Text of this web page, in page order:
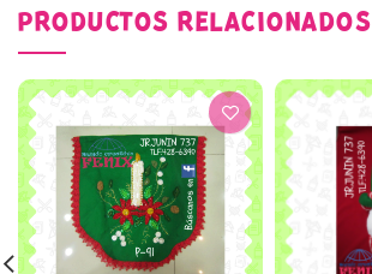
PRODUCTOS RELACIONADOS